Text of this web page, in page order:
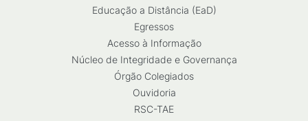
Educação a Distância (EaD)
Egressos
Acesso à Informação
Núcleo de Integridade e Governança
Órgão Colegiados
Ouvidoria
RSC-TAE